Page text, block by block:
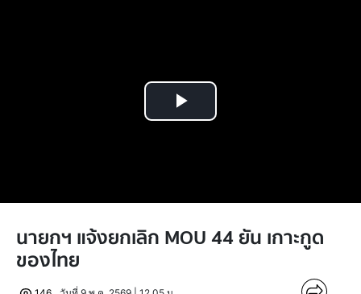
Play
นายกฯ แจ้งยกเลิก MOU 44 ยัน เกาะกูด
ของไทย